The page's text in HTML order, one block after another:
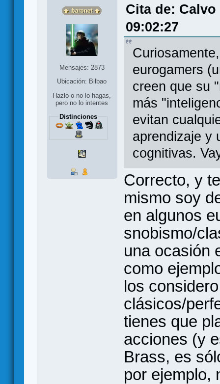
Mensajes: 2873
Ubicación: Bilbao
Hazlo o no lo hagas,
pero no lo intentes
Distinciones
Cita de: Calvo
09:02:27
eurogamers
creen que su
más
evitan
aprendizaje y
cognitivas.
Correcto, y
mismo soy
en algunos
snobismo/
una ocasión
como
los
clásicos/
tienes que
acciones (y
Brass, es
por ejemplo,